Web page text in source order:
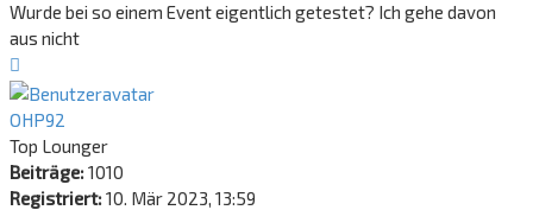
Wurde bei so einem Event eigentlich getestet? Ich gehe davon
aus nicht
oben
OHP92
Top Lounger
Beiträge:1010
Registriert:10. Mär 2023, 13:59